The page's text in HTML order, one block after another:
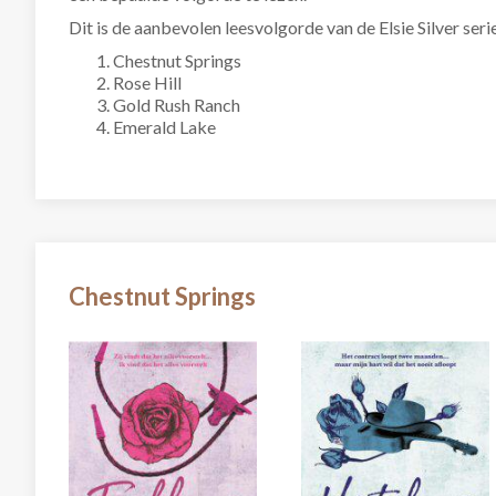
Dit is de aanbevolen leesvolgorde van de Elsie Silver
Chestnut Springs
Rose Hill
Gold Rush Ranch
Emerald Lake
Chestnut Springs